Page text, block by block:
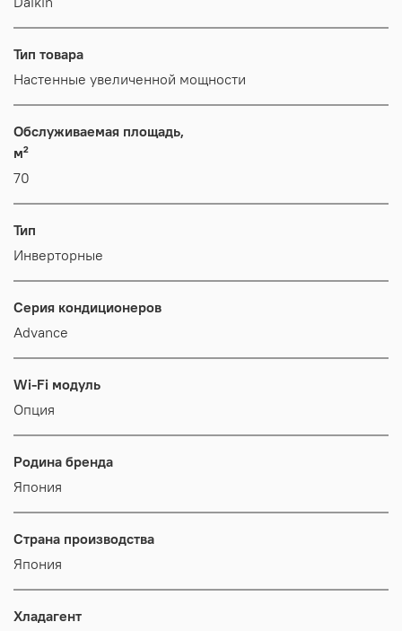
Тип товара
Настенные увеличенной мощности
Обслуживаемая площадь,
м²
70
Тип
Инверторные
Серия кондиционеров
Advance
Wi-Fi модуль
Опция
Родина бренда
Япония
Страна производства
Япония
Хладагент